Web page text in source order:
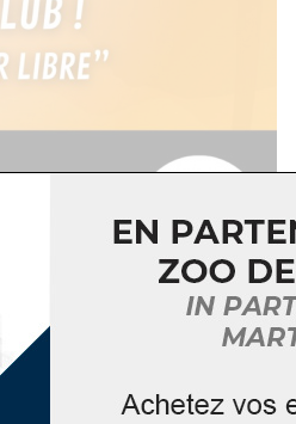
à la Martinique!
proposons un